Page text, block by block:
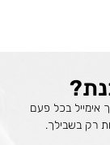
אימייל בכל פעם
רק בשבילך.